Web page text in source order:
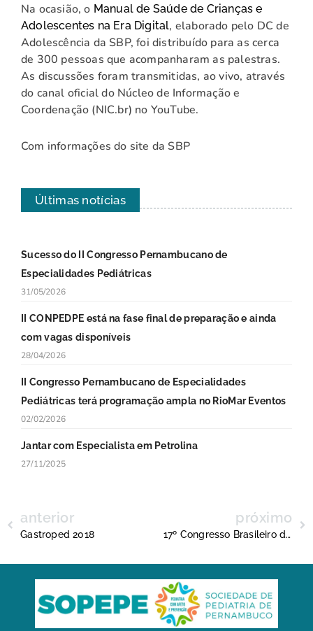
Na ocasião, o Manual de Saúde de Crianças e
Adolescentes na Era Digital, elaborado pelo DC de
Adolescência da SBP, foi distribuído para as cerca
de 300 pessoas que acompanharam as palestras.
As discussões foram transmitidas, ao vivo, através
do canal oficial do Núcleo de Informação e
Coordenação (NIC.br) no YouTube.
Com informações do site da SBP
Últimas notícias
Sucesso do II Congresso Pernambucano de
Especialidades Pediátricas
31/05/2026
II CONPEDPE está na fase final de preparação e ainda
com vagas disponíveis
28/04/2026
II Congresso Pernambucano de Especialidades
Pediátricas terá programação ampla no RioMar Eventos
02/02/2026
Jantar com Especialista em Petrolina
27/11/2025
anterior
Gastroped 2018
próximo
17º Congresso Brasileiro de Gastropediatria será realizado pela primeira vez em Pernambuco